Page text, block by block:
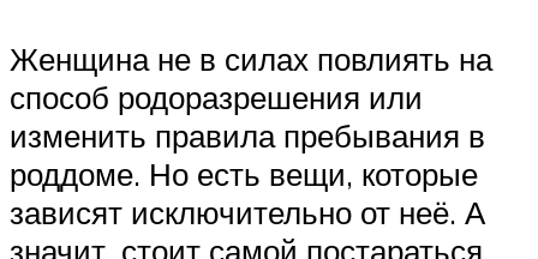
Женщина не в силах повлиять на
способ родоразрешения или
изменить правила пребывания в
роддоме. Но есть вещи, которые
зависят исключительно от неё. А
значит, стоит самой постараться